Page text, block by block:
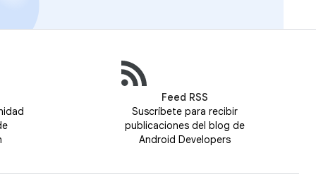
Feed RSS
Suscríbete para recibir
publicaciones del blog de
Android Developers